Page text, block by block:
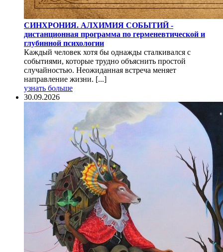
СИНХРОНИЯ. АЛХИМИЯ СОБЫТИЙ -
дистанционная программа по герменевтической и
глубинной психологии
Каждый человек хотя бы однажды сталкивался с
событиями, которые трудно объяснить простой
случайностью. Неожиданная встреча меняет
направление жизни. [...]
узнать больше
30.09.2026